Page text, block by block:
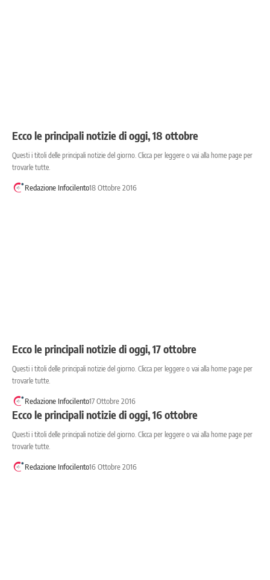
Ecco le principali notizie di oggi, 18 ottobre
Questi i titoli delle principali notizie del giorno. Clicca per leggere o vai alla home page per
trovarle tutte.
Redazione Infocilento18 Ottobre 2016
Ecco le principali notizie di oggi, 17 ottobre
Questi i titoli delle principali notizie del giorno. Clicca per leggere o vai alla home page per
trovarle tutte.
Redazione Infocilento17 Ottobre 2016
Ecco le principali notizie di oggi, 16 ottobre
Questi i titoli delle principali notizie del giorno. Clicca per leggere o vai alla home page per
trovarle tutte.
Redazione Infocilento16 Ottobre 2016